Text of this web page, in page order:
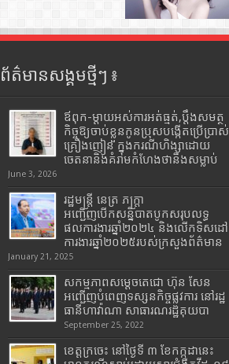
ព័ត៌មានសង្គមថ្មីៗ ៖
ឪពុក-ម្ដាយអស់ការអត់ធ្មត់,ប្ដឹងសមត្ថ
កិច្ចឱ្យចាប់ខ្លួនកូនប្រុសបង្កើតប្រើប្រាស់
គ្រឿងញៀន ក្នុងករណីហិង្សាដោយ
ចេតនានិងគំរាមកំហែងថានឹងសម្លាប់
June 3, 2026
រដ្ឋមន្រ្តី​ នេត្រ​ ភក្ត្រា​
អញ្ជើញបើកសន្និបាតបូកសរុបលទ្ធ
ផលការងារឆ្នាំ២០២៤ និងលើកទិសដៅ
ការងារឆ្នាំ២០២៥របស់​ក្រសួង​ព័ត៌មាន​
January 21, 2025
សកម្មភាពសម្តេចតេជោ ហ៊ុន សែន
អញ្ជើញបំពេញទស្សនកិច្ចផ្លូវការ នៅរដ្ឋ
ធានីហាវ៉ាណា សាធារណរដ្ឋគុយបា
September 25, 2022
ខេត្តក្រចេះ នៅថ្ងៃទី ៣ ខែកក្កដានេះ